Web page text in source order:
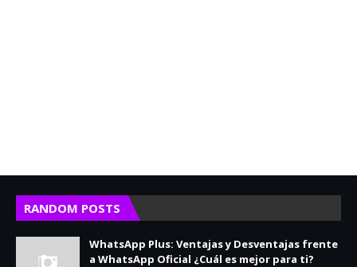
RANDOM POSTS
WhatsApp Plus: Ventajas y Desventajas frente
a WhatsApp Oficial ¿Cuál es mejor para ti?